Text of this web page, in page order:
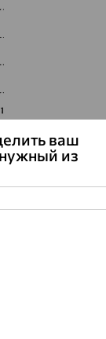
ваш
из